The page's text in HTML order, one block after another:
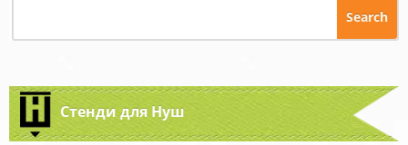
Стенди для Нуш